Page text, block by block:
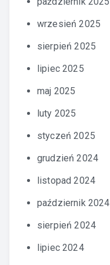
wrzesień 2025
sierpień 2025
lipiec 2025
maj 2025
luty 2025
styczeń 2025
grudzień 2024
listopad 2024
październik 2024
sierpień 2024
lipiec 2024